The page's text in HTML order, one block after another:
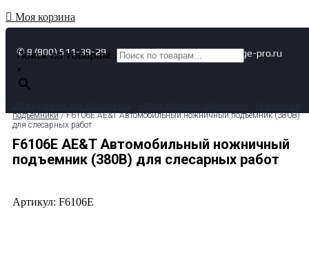
Моя корзина
✆ 8 (800) 511-39-29 ✉ info@garage-pro.ru
Поиск по товарам...
×
подъемники/ F6106E AE&T Автомобильный ножничный подъемник (380В)
для слесарных работ
F6106E AE&T Автомобильный ножничный
подъемник (380В) для слесарных работ
Артикул: F6106E